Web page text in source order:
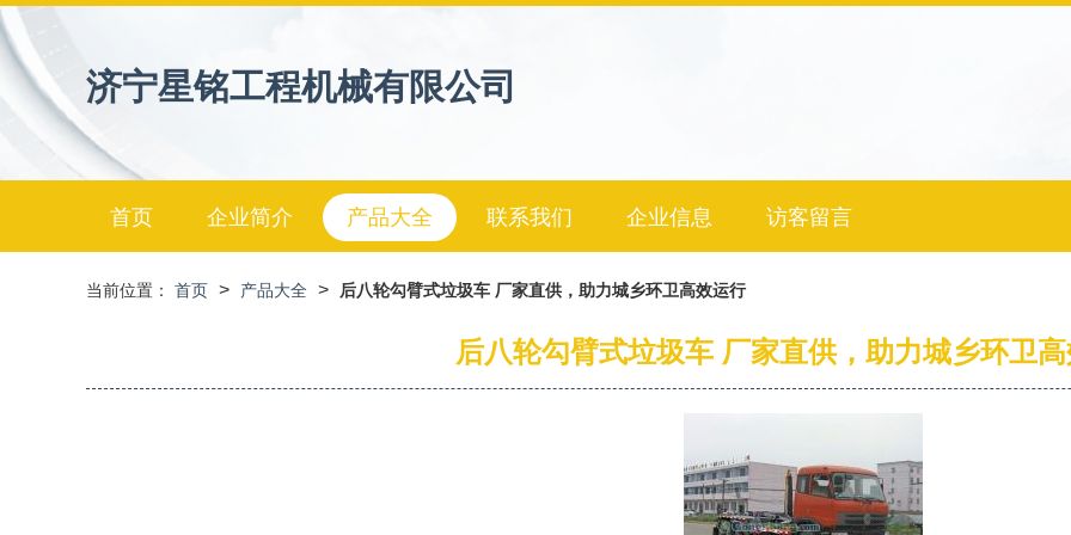
济宁星铭工程机械有限公司
首页 企业简介 产品大全 联系我们 企业信息 访客留言
当前位置： 首页 > 产品大全 > 后八轮勾臂式垃圾车 厂家直供，助力城乡环卫高效运行
后八轮勾臂式垃圾车 厂家直供，助力城乡环卫